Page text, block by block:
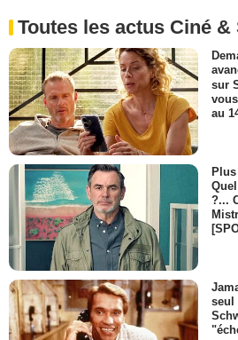
Toutes les actus Ciné &
sur
au
?...
seul